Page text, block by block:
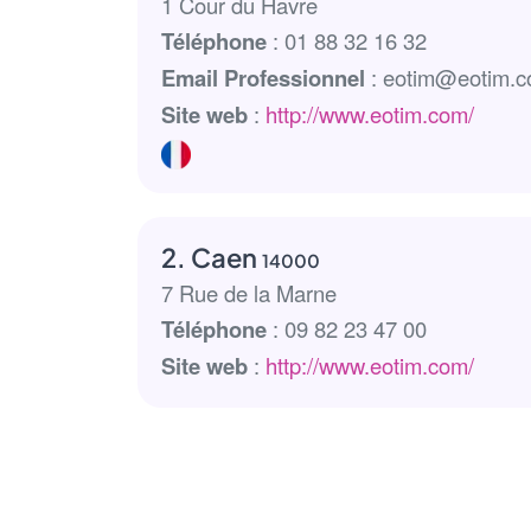
Téléphone: 01 88 32 16 32
Email Professionnel :
Site web: http://www.eotim.com/
2. Caen 14000
7 Rue de la Marne
Téléphone: 09 82 23 47 00
Site web: http://www.eotim.com/